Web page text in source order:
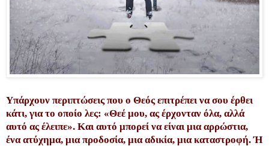
Υπάρχουν περιπτώσεις που ο Θεός επιτρέπει να σου έρθει
κάτι, για το οποίο λες: «Θεέ μου, ας έρχονταν όλα, αλλά
αυτό ας έλειπε». Και αυτό μπορεί να είναι μια αρρώστια,
ένα ατύχημα, μια προδοσία, μια αδικία, μια καταστροφή. Ή